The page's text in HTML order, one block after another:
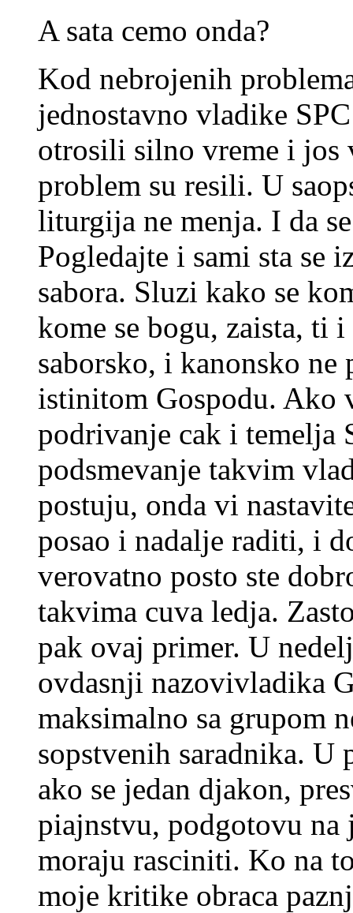
A sata cemo onda?
Kod nebrojenih
jednostavno vladike
otrosili silno vreme i jos
problem su resili. U
liturgija ne menja. I da
Pogledajte i sami sta se
sabora. Sluzi kako se
kome se bogu, zaista, ti
saborsko, i kanonsko
istinitom Gospodu. Ako
podrivanje cak i temelja
podsmevanje takvim
postuju, onda vi
posao i nadalje raditi, i
verovatno posto ste
takvima cuva ledja.
pak ovaj primer. U
ovdasnji nazovivladika
maksimalno sa grupom
sopstvenih saradnika.
ako se jedan djakon,
piajnstvu, podgotovu na
moraju rasciniti. Ko na
moje kritike obraca